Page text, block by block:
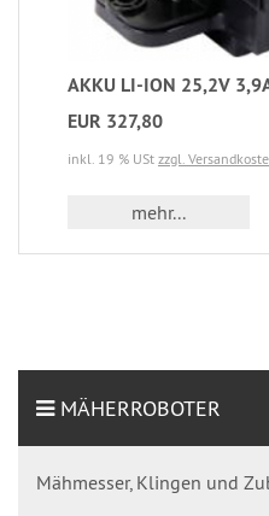
AKKU LI-ION 25,2V
EUR 327,80
inkl. 19 % USt zzgl.
mehr...
MÄHERROBOTER
Mähmesser, Klingen und